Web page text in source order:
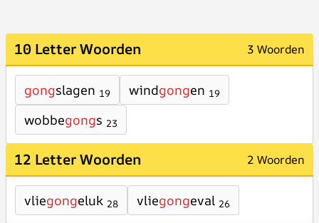
10 Letter Woorden 3 Woorden
gongslagen 19 windgongen 19
wobbegongs 23
12 Letter Woorden 2 Woorden
vliegongeluk 28 vliegongeval 26